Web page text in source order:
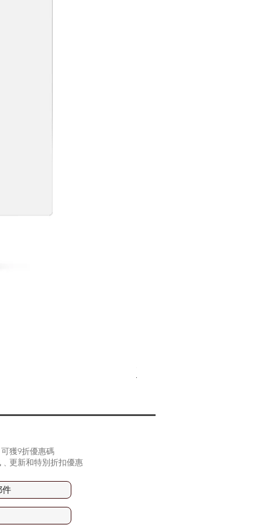
獲9折優惠碼
更新和特別折扣優惠